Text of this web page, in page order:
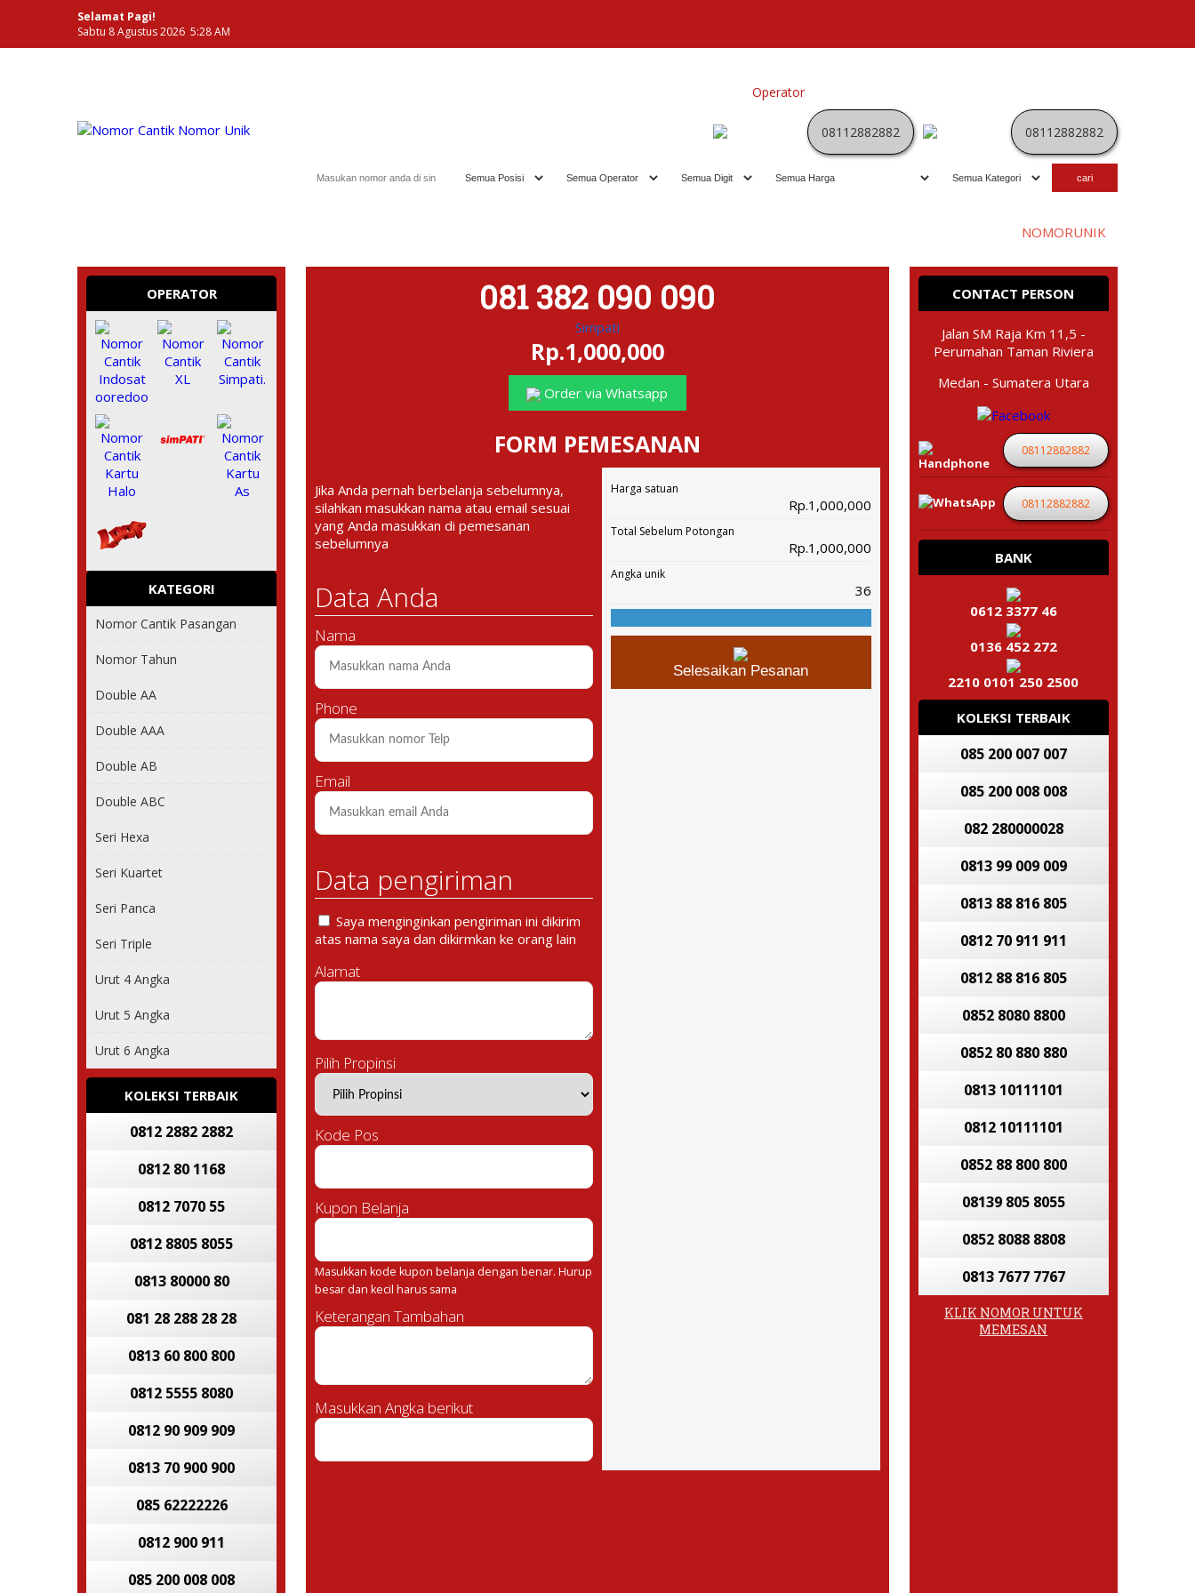
Selamat Pagi!
Sabtu 8 Agustus 2026 5:28 AM
Operator
08112882882 08112882882
NOMORUNIK- nomor
OPERATOR
KATEGORI
Nomor Cantik Pasangan
Nomor Tahun
Double AA
Double AAA
Double AB
Double ABC
Seri Hexa
Seri Kuartet
Seri Panca
Seri Triple
Urut 4 Angka
Urut 5 Angka
Urut 6 Angka
KOLEKSI TERBAIK
0812 2882 2882
0812 80 1168
0812 7070 55
0812 8805 8055
0813 80000 80
081 28 288 28 28
0813 60 800 800
0812 5555 8080
0812 90 909 909
0813 70 900 900
085 62222226
0812 900 911
085 200 008 008
081 382 090 090
Simpati
Rp.1,000,000
Order via Whatsapp
FORM PEMESANAN
Jika Anda pernah berbelanja sebelumnya,
silahkan masukkan nama atau email sesuai
yang Anda masukkan di pemesanan
sebelumnya
Data Anda
Nama
Phone
Email
Data pengiriman
Saya menginginkan pengiriman ini dikirim
atas nama saya dan dikirmkan ke orang lain
Alamat
Pilih Propinsi
Kode Pos
Kupon Belanja
Masukkan kode kupon belanja dengan benar. Hurup
besar dan kecil harus sama
Keterangan Tambahan
Masukkan Angka berikut
Harga satuan
Rp.1,000,000
Total Sebelum Potongan
Rp.1,000,000
Angka unik
36
Selesaikan Pesanan
CONTACT PERSON
Jalan SM Raja Km 11,5 -
Perumahan Taman Riviera
Medan - Sumatera Utara
08112882882
08112882882
BANK
0612 3377 46
0136 452 272
2210 0101 250 2500
KOLEKSI TERBAIK
085 200 007 007
085 200 008 008
082 280000028
0813 99 009 009
0813 88 816 805
0812 70 911 911
0812 88 816 805
0852 8080 8800
0852 80 880 880
0813 10111101
0812 10111101
0852 88 800 800
08139 805 8055
0852 8088 8808
0813 7677 7767
KLIK NOMOR UNTUK
MEMESAN